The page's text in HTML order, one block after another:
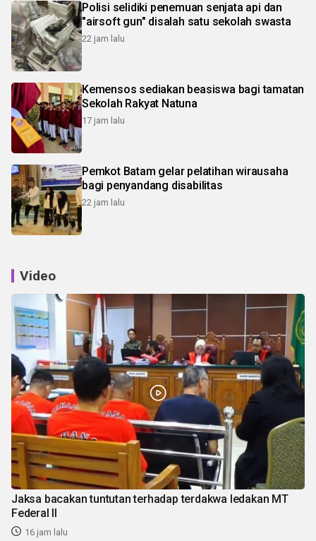
Polisi selidiki penemuan senjata api dan
"airsoft gun" disalah satu sekolah swasta
22 jam lalu
Kemensos sediakan beasiswa bagi tamatan
Sekolah Rakyat Natuna
17 jam lalu
Pemkot Batam gelar pelatihan wirausaha
bagi penyandang disabilitas
22 jam lalu
Video
Jaksa bacakan tuntutan terhadap terdakwa ledakan MT
Federal II
16 jam lalu